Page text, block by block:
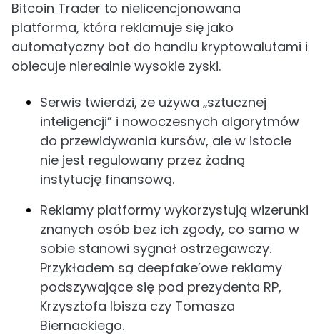
Bitcoin Trader to nielicencjonowana
platforma, która reklamuje się jako
automatyczny bot do handlu kryptowalutami i
obiecuje nierealnie wysokie zyski.
Serwis twierdzi, że używa „sztucznej
inteligencji” i nowoczesnych algorytmów
do przewidywania kursów, ale w istocie
nie jest regulowany przez żadną
instytucję finansową.
Reklamy platformy wykorzystują wizerunki
znanych osób bez ich zgody, co samo w
sobie stanowi sygnał ostrzegawczy.
Przykładem są deepfake’owe reklamy
podszywające się pod prezydenta RP,
Krzysztofa Ibisza czy Tomasza
Biernackiego.